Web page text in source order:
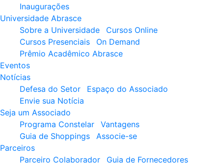
Inaugurações
Universidade Abrasce
Sobre a Universidade
Cursos Online
Cursos Presenciais
On Demand
Prêmio Acadêmico Abrasce
Eventos
Notícias
Defesa do Setor
Espaço do Associado
Envie sua Notícia
Seja um Associado
Programa Constelar
Vantagens
Guia de Shoppings
Associe-se
Parceiros
Parceiro Colaborador
Guia de Fornecedores